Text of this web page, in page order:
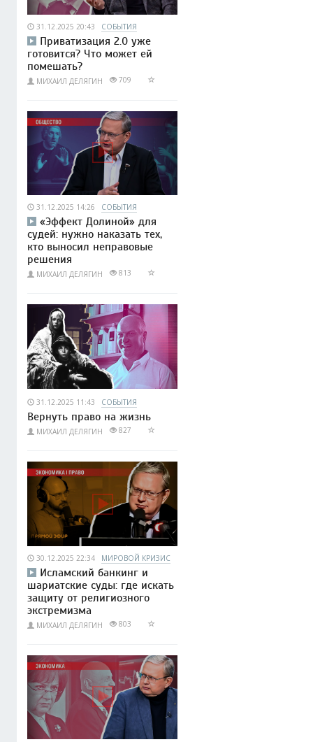
31.12.2025 20:43 СОБЫТИЯ
Приватизация 2.0 уже
готовится? Что может ей
помешать?
МИХАИЛ ДЕЛЯГИН 709
31.12.2025 14:26 СОБЫТИЯ
«Эффект Долиной» для
судей: нужно наказать тех,
кто выносил неправовые
решения
МИХАИЛ ДЕЛЯГИН 813
31.12.2025 11:43 СОБЫТИЯ
Вернуть право на жизнь
МИХАИЛ ДЕЛЯГИН 827
30.12.2025 22:34 МИРОВОЙ КРИЗИС
Исламский банкинг и
шариатские суды: где искать
защиту от религиозного
экстремизма
МИХАИЛ ДЕЛЯГИН 803